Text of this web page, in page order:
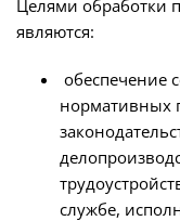
Целями обработки
являются:
обеспечение
нормативных
службе,